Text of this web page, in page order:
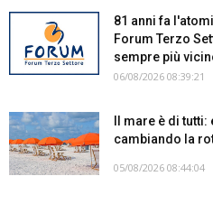
81 anni fa
Forum Terzo
sempre più
06/08/2026 08:39:21
Il mare è di
cambiando la
05/08/2026 08:44:04